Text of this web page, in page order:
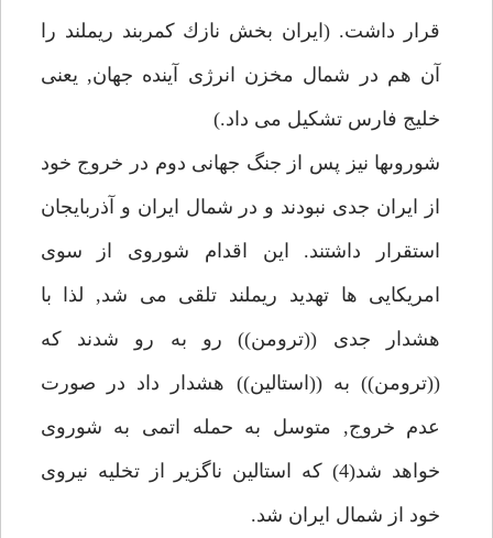
قرار داشت. (ايران بخش نازك كمربند ريملند را
آن هم در شمال مخزن انرژى آينده جهان, يعنى
خليج فارس تشكيل مى داد.)
شوروىها نيز پس از جنگ جهانى دوم در خروج خود
از ايران جدى نبودند و در شمال ايران و آذربايجان
استقرار داشتند. اين اقدام شوروى از سوى
امريكايى ها تهديد ريملند تلقى مى شد, لذا با
هشدار جدى ((ترومن)) رو به رو شدند كه
((ترومن)) به ((استالين)) هشدار داد در صورت
عدم خروج, متوسل به حمله اتمى به شوروى
خواهد شد(4) كه استالين ناگزير از تخليه نيروى
خود از شمال ايران شد.